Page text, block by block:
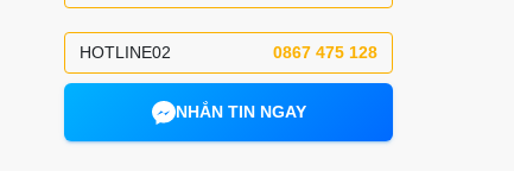
HOTLINE02 0867 475 128
NHẮN TIN NGAY